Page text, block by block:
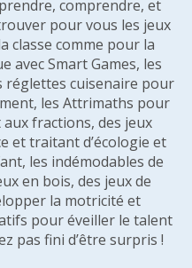
comprendre, et
pour vous les jeux
classe comme pour la
avec Smart Games, les
réglettes cuisenaire pour
les Attrimaths pour
fractions, des jeux
et traitant d’écologie et
les indémodables de
en bois, des jeux de
la motricité et
pour éveiller le talent
pas fini d’être surpris !